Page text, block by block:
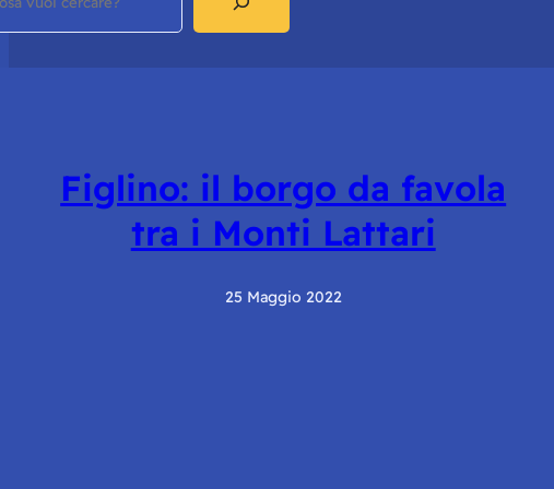
Figlino: il borgo da favola
tra i Monti Lattari
25 Maggio 2022